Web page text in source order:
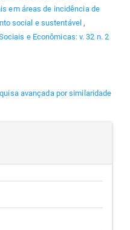
em áreas de incidência de
social e sustentável ,
e Econômicas: v. 32 n. 2
avançada por similaridade